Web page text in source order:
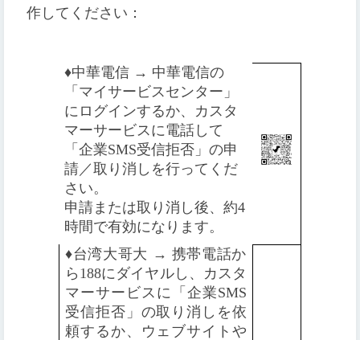
作してください：
♦️中華電信 → 中華電信の
「マイサービスセンター」
にログインするか、カスタ
マーサービスに電話して
「企業SMS受信拒否」の申
請／取り消しを行ってくだ
さい。
申請または取り消し後、約4
時間で有効になります。
♦️台湾大哥大 → 携帯電話か
ら188にダイヤルし、カスタ
マーサービスに「企業SMS
受信拒否」の取り消しを依
頼するか、ウェブサイトや